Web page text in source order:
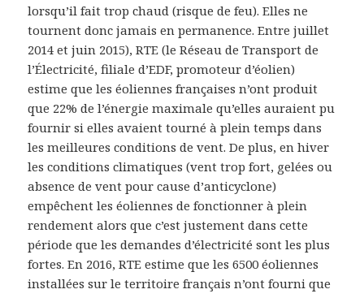
lorsqu’il fait trop chaud (risque de feu). Elles ne
tournent donc jamais en permanence. Entre juillet
2014 et juin 2015), RTE (le Réseau de Transport de
l’Électricité, filiale d’EDF, promoteur d’éolien)
estime que les éoliennes françaises n’ont produit
que 22% de l’énergie maximale qu’elles auraient pu
fournir si elles avaient tourné à plein temps dans
les meilleures conditions de vent. De plus, en hiver
les conditions climatiques (vent trop fort, gelées ou
absence de vent pour cause d’anticyclone)
empêchent les éoliennes de fonctionner à plein
rendement alors que c’est justement dans cette
période que les demandes d’électricité sont les plus
fortes. En 2016, RTE estime que les 6500 éoliennes
installées sur le territoire français n’ont fourni que